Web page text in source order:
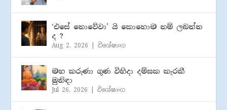
‘එසේ නොවේවා’ යි කොහොම නම් ලබන්න
ද ?
Aug 2, 2026 |විශේෂාංග
මහ කරුණා ගුණ විහිදා දම්සක කැරකී
මුනිඳා
Jul 26, 2026 |විශේෂාංග